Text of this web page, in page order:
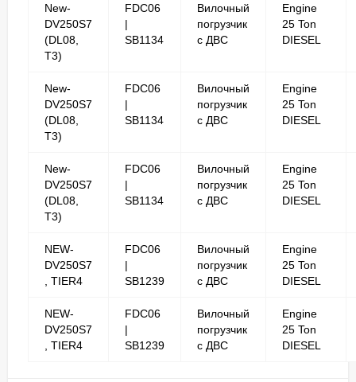
New-
DV250S7
(DL08,
T3)
FDC06
|
SB1134
Вилочный
погрузчик
с ДВС
Engine
25 Ton
DIESEL
New-
DV250S7
(DL08,
T3)
FDC06
|
SB1134
Вилочный
погрузчик
с ДВС
Engine
25 Ton
DIESEL
New-
DV250S7
(DL08,
T3)
FDC06
|
SB1134
Вилочный
погрузчик
с ДВС
Engine
25 Ton
DIESEL
NEW-
DV250S7
, TIER4
FDC06
|
SB1239
Вилочный
погрузчик
с ДВС
Engine
25 Ton
DIESEL
NEW-
DV250S7
, TIER4
FDC06
|
SB1239
Вилочный
погрузчик
с ДВС
Engine
25 Ton
DIESEL